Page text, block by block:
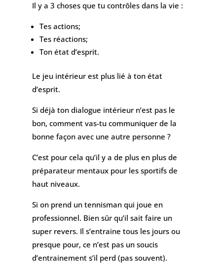
Il y a 3 choses que tu contrôles dans la vie :
Tes actions;
Tes réactions;
Ton état d’esprit.
Le jeu intérieur est plus lié à ton état
d’esprit.
Si déjà ton dialogue intérieur n’est pas le
bon, comment vas-tu communiquer de la
bonne façon avec une autre personne ?
C’est pour cela qu’il y a de plus en plus de
préparateur mentaux pour les sportifs de
haut niveaux.
Si on prend un tennisman qui joue en
professionnel. Bien sûr qu’il sait faire un
super revers. Il s’entraine tous les jours ou
presque pour, ce n’est pas un soucis
d’entrainement s’il perd (pas souvent).